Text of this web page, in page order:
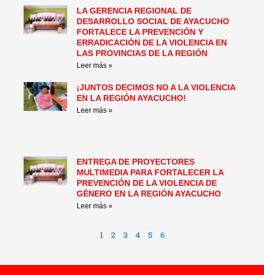
LA GERENCIA REGIONAL DE
DESARROLLO SOCIAL DE AYACUCHO
FORTALECE LA PREVENCIÓN Y
ERRADICACIÓN DE LA VIOLENCIA EN
LAS PROVINCIAS DE LA REGIÓN
Leer más »
¡JUNTOS DECIMOS NO A LA VIOLENCIA
EN LA REGIÓN AYACUCHO!
Leer más »
ENTREGA DE PROYECTORES
MULTIMEDIA PARA FORTALECER LA
PREVENCIÓN DE LA VIOLENCIA DE
GÉNERO EN LA REGIÓN AYACUCHO
Leer más »
1 2 3 4 5 6